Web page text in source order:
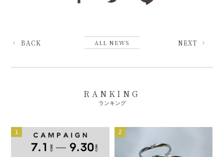
BACK ALL NEWS NEXT
RANKING
ランキング